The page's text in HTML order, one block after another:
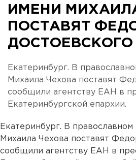
ИМЕНИ
ПОСТАВЯТ
ДОСТОЕВСКОГО
Екатеринбург. В
Михаила Чехова поставят
сообщили агентству ЕАН в
Екатеринбургской епархии.
Екатеринбург. В православном
Михаила Чехова поставят
сообщили агентству ЕАН в